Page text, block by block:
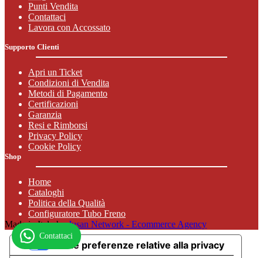
Punti Vendita
Contattaci
Lavora con Accossato
Supporto Clienti
Apri un Ticket
Condizioni di Vendita
Metodi di Pagamento
Certificazioni
Garanzia
Resi e Rimborsi
Privacy Policy
Cookie Policy
Shop
Home
Cataloghi
Politica della Qualità
Configuratore Tubo Freno
Made in Italy byJusan Network - Ecommerce Agency
Le tue preferenze relative alla privacy
Contattaci